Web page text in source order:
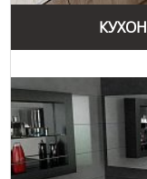
Колекція "Modern"
змішувачі. Вони
довговічність
будь-який сучасний
Окрім цих
вироби,